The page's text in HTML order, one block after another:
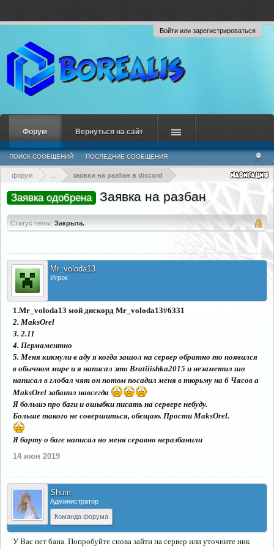
Войти или зарегистрироваться
форум заявки на разбан в discord
Заявка одобрена Заявка на разбан
Статус темы: Закрыта.
Mr_voloda13
Игрок
1.Mr_voloda13 мой дискорд Mr_voloda13#6331
2. MaksOrel
3. 2.11
4. Пермаментно
5. Меня кикнули в аду я когда зашол на сервер обратно то появился
в обычном мире и я написал это Bratiiishka2015 и незаметил шо
написал в глобал чят он потом посадил меня в тюрьму на 6 Чясов а
MaksOrel забанил навсегда
Я большэ про баги и ошыбки писать на сервере небуду.
Больше такого не совершиться, обещаю. Прости MaksOrel.
Я барту о баге написал но меня серавно неразбанили
14 июн 2019
Shum
Администратор
Команда форума
У Вас нет бана. Попробуйте снова зайти на сервер или уточните ник
Форум
ПОИСК СООБЩЕНИЙ ПОСЛЕДНИЕ СООБЩЕНИЯ
Вернуться на сайт